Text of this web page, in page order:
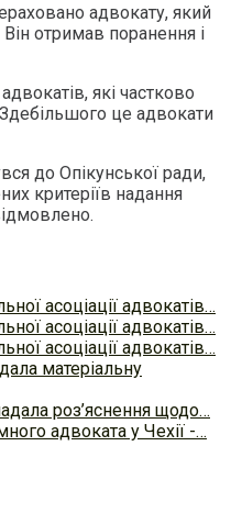
адвокату, який
отримав поранення і
які частково
це адвокати
до Опікунської ради,
критеріїв надання
асоціації адвокатів…
асоціації адвокатів…
асоціації адвокатів…
матеріальну
роз’яснення щодо…
адвоката у Чехії -…